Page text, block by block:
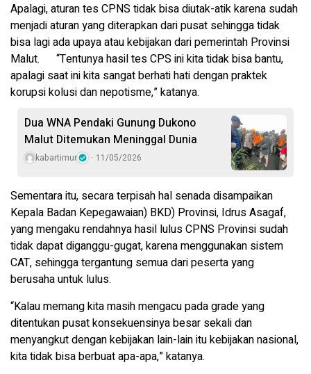
Apalagi, aturan tes CPNS tidak bisa diutak-atik karena sudah
menjadi aturan yang diterapkan dari pusat sehingga tidak
bisa lagi ada upaya atau kebijakan dari pemerintah Provinsi
Malut. “Tentunya hasil tes CPS ini kita tidak bisa bantu,
apalagi saat ini kita sangat berhati hati dengan praktek
korupsi kolusi dan nepotisme,” katanya.
Dua WNA Pendaki Gunung Dukono
Malut Ditemukan Meninggal Dunia
kabartimur 11/05/2026
Sementara itu, secara terpisah hal senada disampaikan
Kepala Badan Kepegawaian) BKD) Provinsi, Idrus Asagaf,
yang mengaku rendahnya hasil lulus CPNS Provinsi sudah
tidak dapat diganggu-gugat, karena menggunakan sistem
CAT, sehingga tergantung semua dari peserta yang
berusaha untuk lulus.
“Kalau memang kita masih mengacu pada grade yang
ditentukan pusat konsekuensinya besar sekali dan
menyangkut dengan kebijakan lain-lain itu kebijakan nasional,
kita tidak bisa berbuat apa-apa,” katanya.